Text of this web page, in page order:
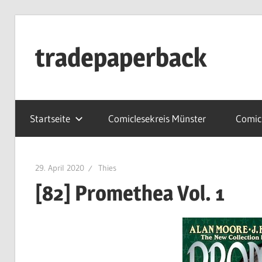
springentradepaperback
by
thies
albers
Startseite Comiclesekreis Münster
29. April 2020 Thies
[82] Promethea Vol. 1